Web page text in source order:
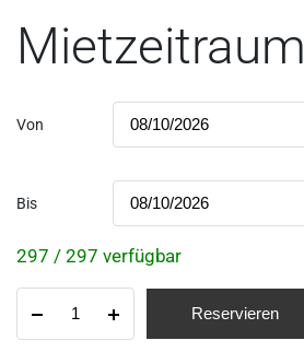
Mietzeitraum
Von
Bis
297 / 297 verfügbar
Reservieren